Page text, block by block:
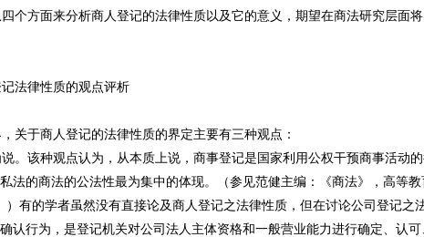
个方面来分析商人登记的法律性质以及它的意义，期望在商法研究层面
法律性质的观点评析
关于商人登记的法律性质的界定主要有三种观点：
。该种观点认为，从本质上说，商事登记是国家利用公权干预商事活动
法的商法的公法性最为集中的体现。（参见范健主编：《商法》，高等教
）有的学者虽然没有直接论及商人登记之法律性质，但在讨论公司登记之
认行为，是登记机关对公司法人主体资格和一般营业能力进行确定、认